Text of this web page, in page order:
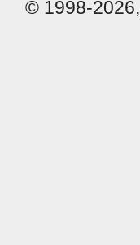
© 1998-2026,